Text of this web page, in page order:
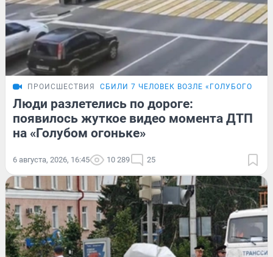
ПРОИСШЕСТВИЯ СБИЛИ 7 ЧЕЛОВЕК ВОЗЛЕ «ГОЛУБОГО
Люди разлетелись по дороге:
появилось жуткое видео момента ДТП
на «Голубом огоньке»
6 августа, 2026, 16:45 10 289 25